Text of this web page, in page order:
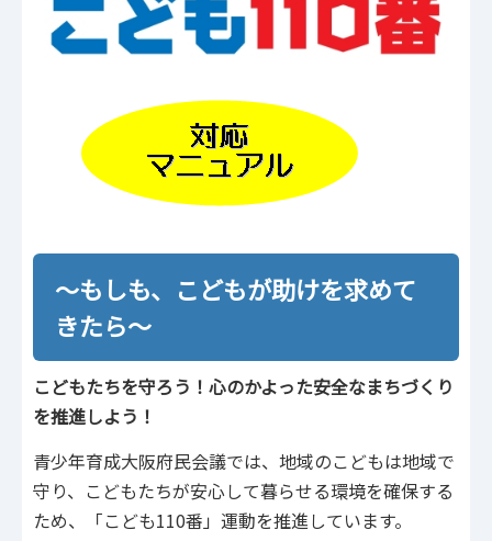
～もしも、こどもが助けを求めて
きたら～
こどもたちを守ろう！心のかよった安全なまちづくり
を推進しよう！
青少年育成大阪府民会議では、地域のこどもは地域で
守り、こどもたちが安心して暮らせる環境を確保する
ため、「こども110番」運動を推進しています。